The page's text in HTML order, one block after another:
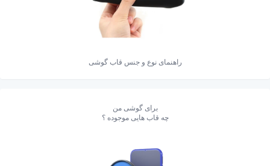
راهنمای نوع و جنس قاب گوشی
برای گوشی من
چه قاب هایی موجوده ؟